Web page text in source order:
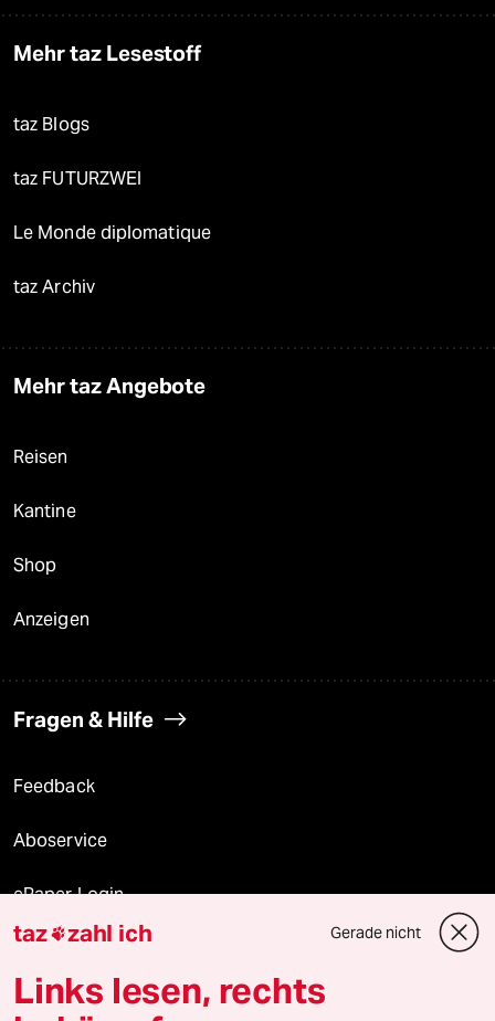
Mehr taz Lesestoff
taz Blogs
taz FUTURZWEI
Le Monde diplomatique
taz Archiv
Mehr taz Angebote
Reisen
Kantine
Shop
Anzeigen
Fragen & Hilfe
Feedback
Aboservice
ePaper Login
Downloads für Abonnierende
taz zahl ich Gerade nicht
Links lesen, rechts